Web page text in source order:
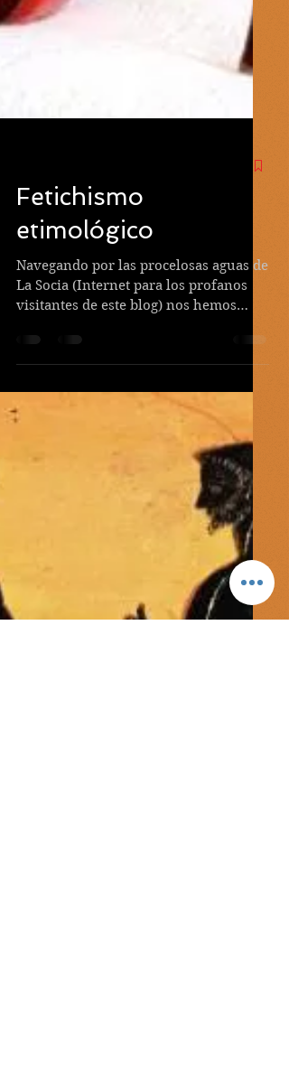
etimológico
Navegando por las procelosas aguas de
La Socia (Internet para los profanos
visitantes de este blog) nos hemos
topado con un interesante y...